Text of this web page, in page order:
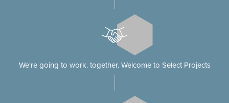
We're going to work. together. Welcome to Select Projects